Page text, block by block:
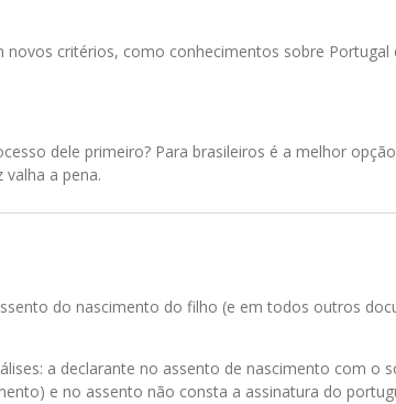
critérios, como conhecimentos sobre
dele primeiro? Para brasileiros é a melhor
valha a pena.
do nascimento do filho (e em todos outros
a declarante no assento de nascimento com o
e no assento não consta a assinatura do